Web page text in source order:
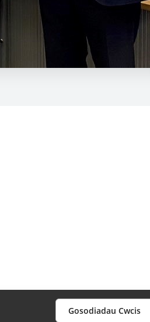
Gosodiadau Cwcis